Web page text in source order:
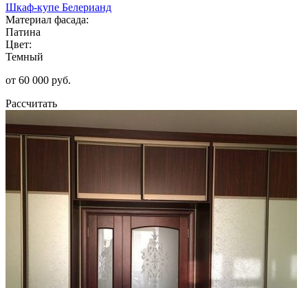
Шкаф-купе Белерианд
Материал фасада:
Патина
Цвет:
Темный
от 60 000 руб.
Рассчитать